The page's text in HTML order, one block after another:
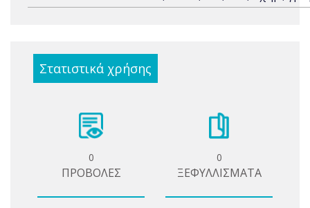
Στατιστικά χρήσης
0
ΠΡΟΒΟΛΕΣ
0
ΞΕΦΥΛΛΙΣΜΑΤΑ